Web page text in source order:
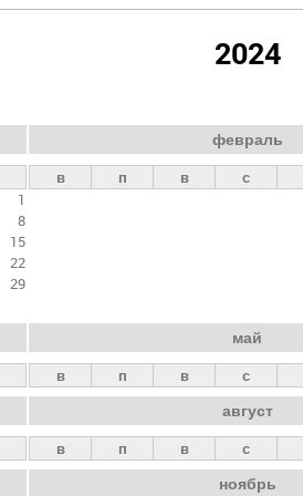
2024
1
8
15
22
29
февраль
в п в с
май
в п в с
август
в п в с
ноябрь